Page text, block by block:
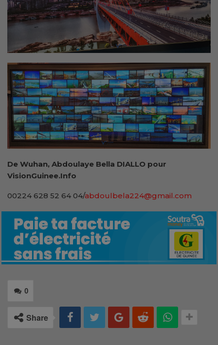
De Wuhan, Abdoulaye Bella DIALLO pour
VisionGuinee.Info
00224 628 52 64 04/abdoulbela224@gmail.com
0
Share